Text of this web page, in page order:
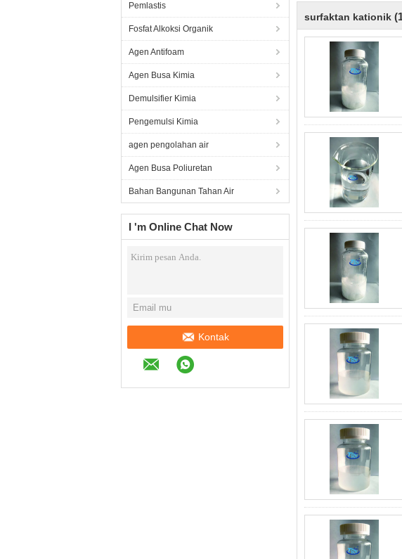
Pemlastis
Fosfat Alkoksi Organik
Agen Antifoam
Agen Busa Kimia
Demulsifier Kimia
Pengemulsi Kimia
agen pengolahan air
Agen Busa Poliuretan
Bahan Bangunan Tahan Air
I 'm Online Chat Now
Kontak
surfaktan kationik